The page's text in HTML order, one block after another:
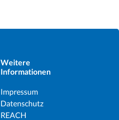
Weitere
Informationen
Impressum
Datenschutz
REACH